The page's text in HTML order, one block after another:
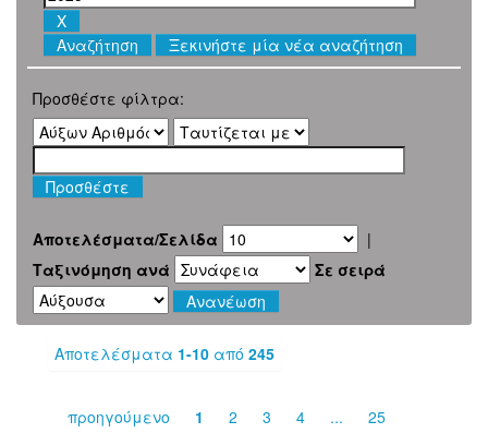
Ξεκινήστε μία νέα αναζήτηση
Προσθέστε φίλτρα:
Αποτελέσματα/Σελίδα
|
Ταξινόμηση ανά
Σε σειρά
Αποτελέσματα 1-10 από 245
προηγούμενο 1 2 3 4 ...
25